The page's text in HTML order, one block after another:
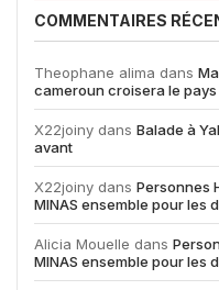
COMMENTAIRES
Theophane alima dans
cameroun croisera le
X22joiny dans Balade à
avant
X22joiny dans Personnes
MINAS ensemble pour les
Alicia Mouelle dans
MINAS ensemble pour les